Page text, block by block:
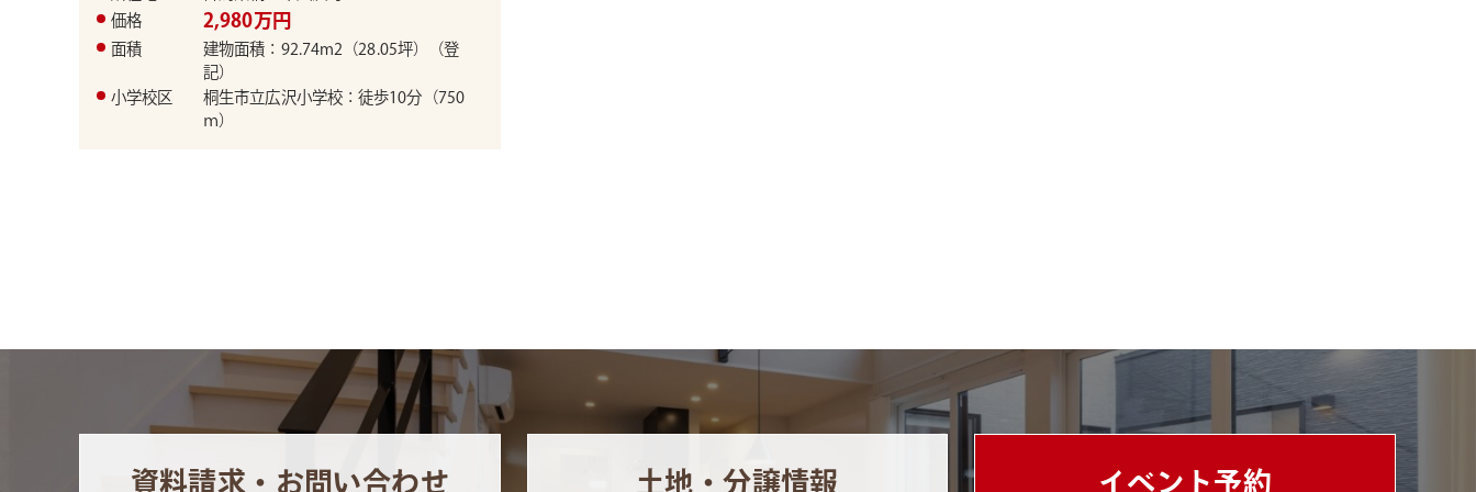
価格
2,980万円
面積
建物面積：92.74m2（28.05坪）（登
記）
小学校区
桐生市立広沢小学校：徒歩10分（750
ｍ）
資料請求・お問い合わせ 土地・分譲情報 イベント予約